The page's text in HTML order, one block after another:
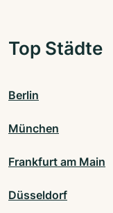
Top Städte
Berlin
München
Frankfurt am Main
Düsseldorf